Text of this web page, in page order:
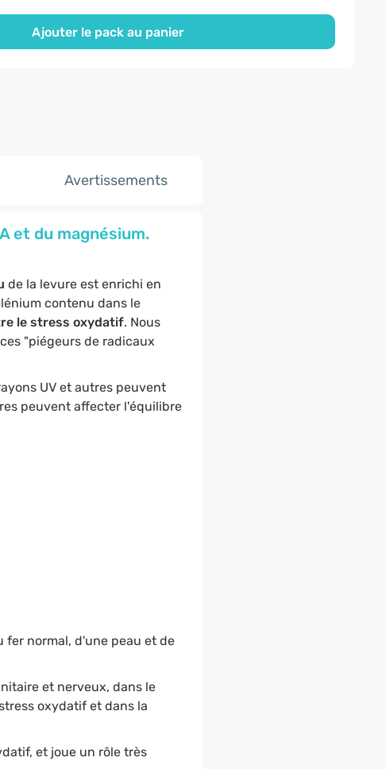
Ajouter le pack au panier
Avertissements
et du magnésium.
de la levure est enrichi en
contenu dans le
le stress oxydatif. Nous
"piégeurs de radicaux
UV et autres peuvent
peuvent affecter l'équilibre
normal, d'une peau et de
et nerveux, dans le
oxydatif et dans la
et joue un rôle très